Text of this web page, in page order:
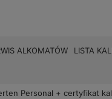
ALKOMATÓW LISTA
Personal + certyfikat